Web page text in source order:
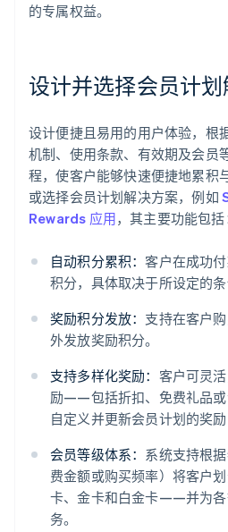
的专属权益。
设计并选择会员计
设计便捷且易用的用户体验，根
机制、使用条款、有效期及会员
程，使客户能够快速便捷地累积
或选择会员计划解决方案，例如
Rewards 应用，其主要功能包括
自动积分累积：客户在成功
积分，具体取决于所设定的条
奖励积分发放： 支持在客户
外发放奖励积分。
支持多样化奖励： 客户可灵
励——包括折扣、免费礼品或
自定义并更新会员计划的奖励
会员等级体系： 系统支持根
费金额或购买频率）将客户
卡、金卡和白金卡——并为各
务。